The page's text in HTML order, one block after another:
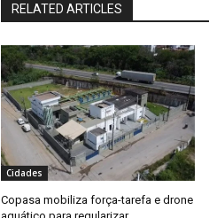
RELATED ARTICLES
Cidades
Copasa mobiliza força-tarefa e drone